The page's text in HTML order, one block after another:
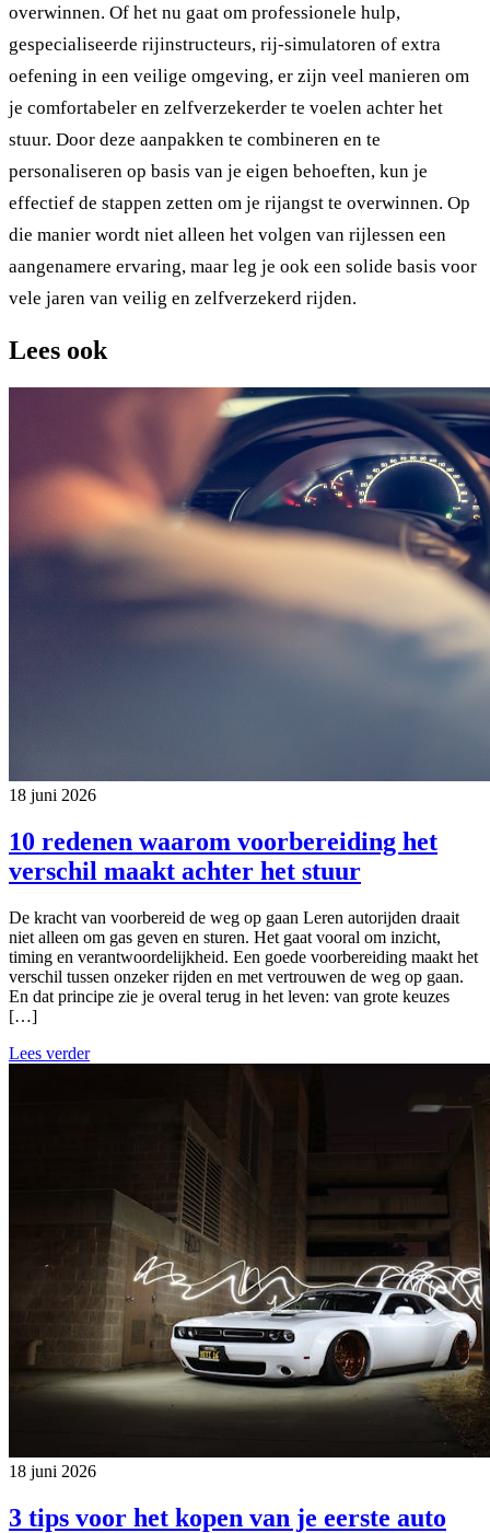
overwinnen. Of het nu gaat om professionele hulp,
gespecialiseerde rijinstructeurs, rij-simulatoren of extra
oefening in een veilige omgeving, er zijn veel manieren om
je comfortabeler en zelfverzekerder te voelen achter het
stuur. Door deze aanpakken te combineren en te
personaliseren op basis van je eigen behoeften, kun je
effectief de stappen zetten om je rijangst te overwinnen. Op
die manier wordt niet alleen het volgen van rijlessen een
aangenamere ervaring, maar leg je ook een solide basis voor
vele jaren van veilig en zelfverzekerd rijden.
Lees ook
18 juni 2026
10 redenen waarom voorbereiding het
verschil maakt achter het stuur
De kracht van voorbereid de weg op gaan Leren autorijden draait
niet alleen om gas geven en sturen. Het gaat vooral om inzicht,
timing en verantwoordelijkheid. Een goede voorbereiding maakt het
verschil tussen onzeker rijden en met vertrouwen de weg op gaan.
En dat principe zie je overal terug in het leven: van grote keuzes
[…]
Lees verder
18 juni 2026
3 tips voor het kopen van je eerste auto